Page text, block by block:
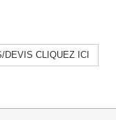
DEVIS CLIQUEZ ICI